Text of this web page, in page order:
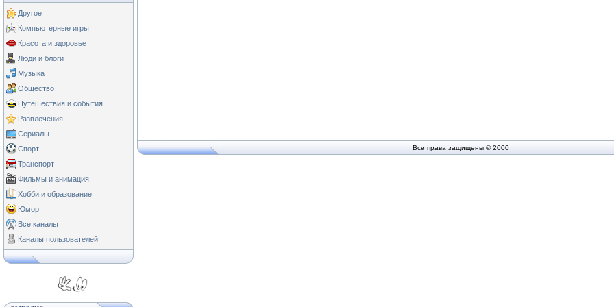
Другое
Компьютерные игры
Красота и здоровье
Люди и блоги
Музыка
Общество
Путешествия и события
Развлечения
Сериалы
Спорт
Транспорт
Фильмы и анимация
Хобби и образование
Юмор
Все каналы
Каналы пользователей
Все права защищены © 2000